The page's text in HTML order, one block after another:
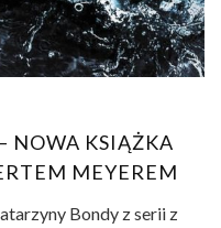
NOWA KSIĄŻKA
MEYEREM
Bondy z serii z